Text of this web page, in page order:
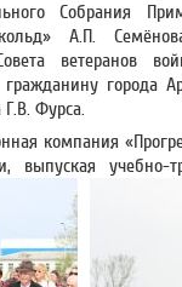
Собрания
А.П.
ветеранов
гражданину города
Фурса.
компания
выпуская